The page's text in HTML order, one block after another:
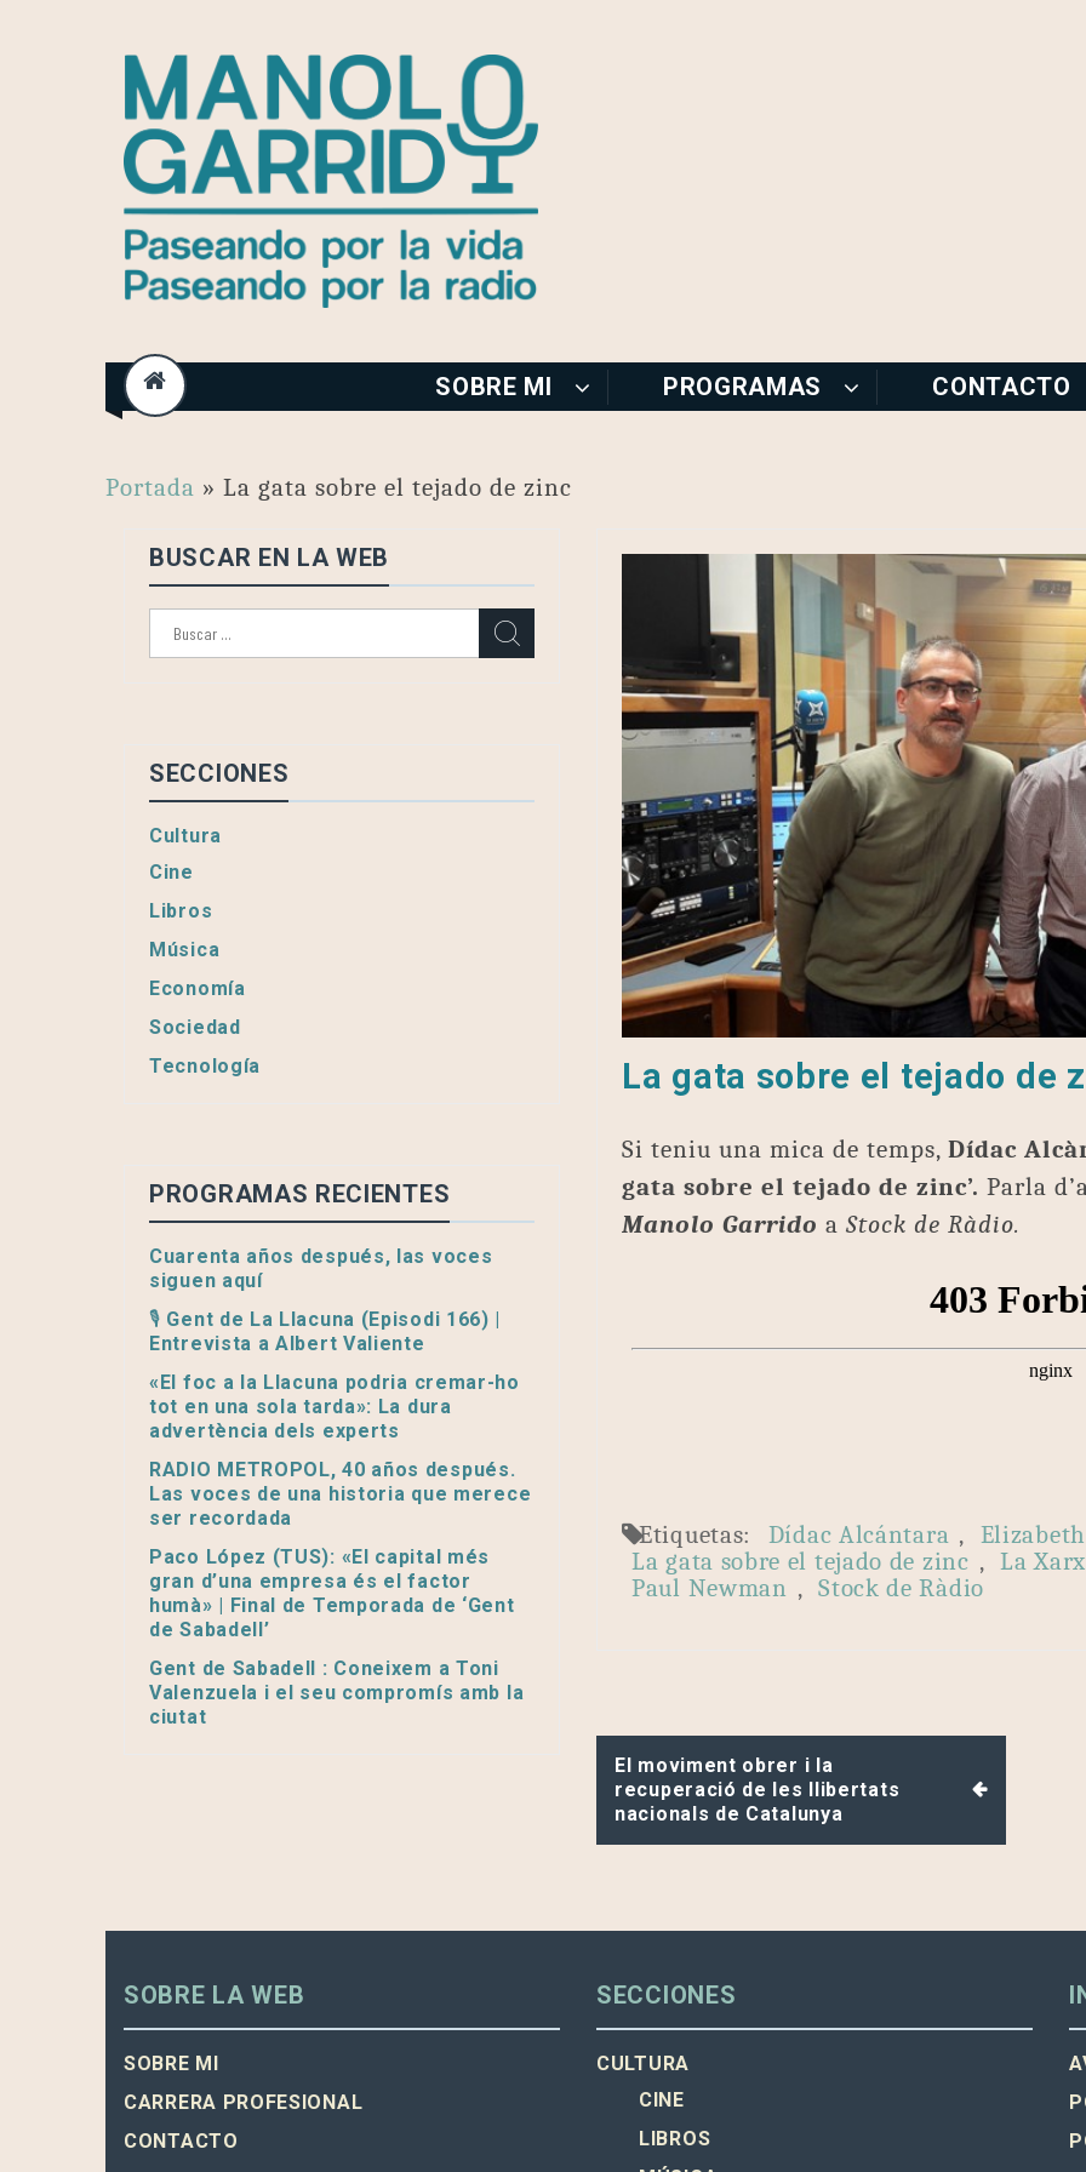
content
SOBRE MI PROGRAMAS CONTACTO
Portada » La gata sobre el tejado de zinc
La gata sobre el tejado de
Si teniu una mica de temps, Dídac
gata sobre el tejado de zinc’. Parla
Manolo Garrido a Stock de Ràdio.
Etiquetas: Dídac Alcántara ,
La gata sobre el tejado de zinc , La
Paul Newman , Stock de Ràdio
Navegación
de
entradas
El moviment obrer i la
recuperació de les llibertats
nacionals de Catalunya
BUSCAR EN LA WEB
SECCIONES
Cultura
Cine
Libros
Música
Economía
Sociedad
Tecnología
PROGRAMAS RECIENTES
Cuarenta años después, las voces
siguen aquí
🎙️ Gent de La Llacuna (Episodi 166) |
Entrevista a Albert Valiente
«El foc a la Llacuna podria cremar-ho
tot en una sola tarda»: La dura
advertència dels experts
RADIO METROPOL, 40 años después.
Las voces de una historia que merece
ser recordada
Paco López (TUS): «El capital més
gran d’una empresa és el factor
humà» | Final de Temporada de ‘Gent
de Sabadell’
Gent de Sabadell : Coneixem a Toni
Valenzuela i el seu compromís amb la
ciutat
SOBRE LA WEB
SOBRE MI
CARRERA PROFESIONAL
CONTACTO
SECCIONES
CULTURA
CINE
LIBROS